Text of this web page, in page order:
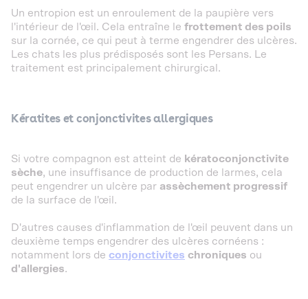
Un entropion est un enroulement de la paupière vers
l'intérieur de l'œil. Cela entraîne le frottement des poils
sur la cornée, ce qui peut à terme engendrer des ulcères.
Les chats les plus prédisposés sont les Persans. Le
traitement est principalement chirurgical.
Kératites et conjonctivites allergiques
Si votre compagnon est atteint de kératoconjonctivite
sèche, une insuffisance de production de larmes, cela
peut engendrer un ulcère par assèchement progressif
de la surface de l'œil.
D'autres causes d'inflammation de l'œil peuvent dans un
deuxième temps engendrer des ulcères cornéens :
notamment lors de conjonctivites chroniques ou
d'allergies.